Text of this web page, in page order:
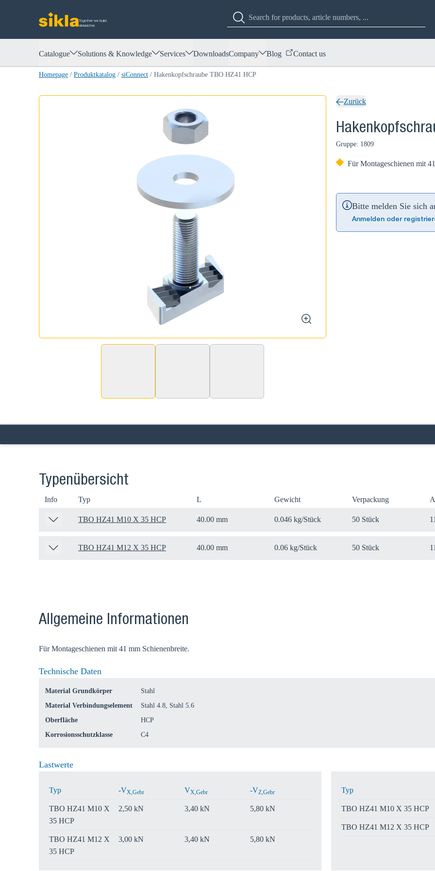
Together we build.
siklasicher.
Catalogue Solutions & Knowledge Services DownloadsCompany Blog Contact us
Homepage / Produktkatalog / siConnect / Hakenkopfschraube TBO HZ41 HCP
zoom
Zurück
Gruppe: 1809
Für Montageschienen mit
Bitte melden Sie sich
Anmelden oder
Typenübersicht
Info Typ L Gewicht Verpackung
TBO HZ41 M10 X 35 HCP 40.00 mm 0.046 kg/Stück 50 Stück
TBO HZ41 M12 X 35 HCP 40.00 mm 0.06 kg/Stück 50 Stück
Allgemeine Informationen
Für Montageschienen mit 41 mm Schienenbreite.
Technische Daten
Material Grundkörper
Stahl
Material Verbindungselement
Stahl 4.8, Stahl 5.6
Oberfläche
HCP
Korrosionsschutzklasse
C4
Lastwerte
Typ -VX,Gebr VX,Gebr -VZ,Gebr
TBO HZ41 M10 X
35 HCP
2,50 kN 3,40 kN 5,80 kN
TBO HZ41 M12 X
35 HCP
3,00 kN 3,40 kN 5,80 kN
Typ
TBO HZ41 M10 X 35 HCP
TBO HZ41 M12 X 35 HCP
Wählen Sie Ihr Land
Gehen Sie auf Ihre lokale Sikla-Seite und entdecken Sie Angebote für Ihr Land